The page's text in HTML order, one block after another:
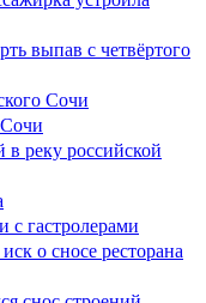
выпав с четвёртого
Сочи
реку российской
с гастролерами
о сносе ресторана